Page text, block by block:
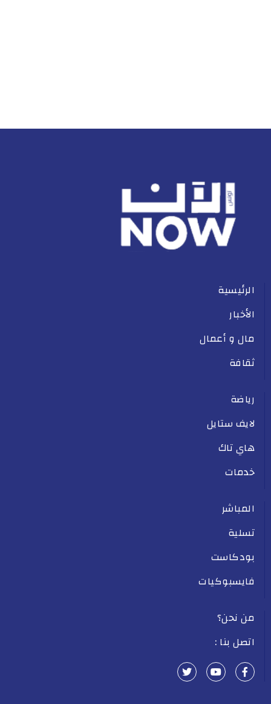
الرئيسية
الأخبار
مال و أعمال
ثقافة
رياضة
لايف ستايل
هاي تاك
خدمات
المباشر
تسلية
بودكاست
فايسبوكيات
من نحن؟
اتصل بنا :